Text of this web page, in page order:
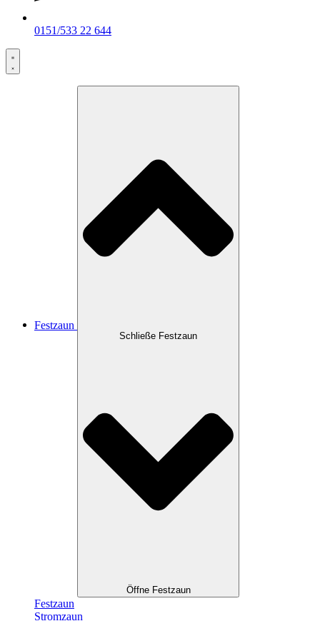
0151/533 22 644
Festzaun
Schließe Festzaun
Öffne Festzaun
Festzaun
Stromzaun